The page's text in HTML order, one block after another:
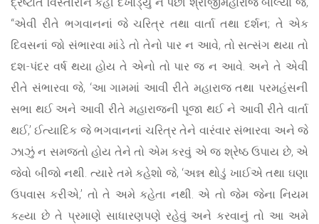
“એવી રીતે ભગવાનનાં જે ચરિત્ર તથા વાર્તા તથા દર્શન; તે એક
દિવસનાં જો સંભારવા માંડે તો તેનો પાર ન આવે, તો સત્સંગ થયા તો
દશ-પંદર વર્ષ થયા હોય તે એનો તો પાર જ ન આવે. અને તે એવી
રીતે સંભારવા જે, ‘આ ગામમાં આવી રીતે મહારાજ તથા પરમહંસની
સભા થઈ અને આવી રીતે મહારાજની પૂજા થઈ ને આવી રીતે વાર્તા
થઈ,’ ઈત્યાદિક જે ભગવાનનાં ચરિત્ર તેને વારંવાર સંભારવા અને જે
ઝાઝું ન સમજતો હોય તેને તો એમ કરવું એ જ શ્રેષ્ઠ ઉપાય છે, એ
જેવો બીજો નથી. ત્યારે તમે કહેશો જે, ‘અન્ન થોડું ખાઈએ તથા ઘણા
ઉપવાસ કરીએ,’ તો તે અમે કહેતા નથી. એ તો જેમ જેના નિયમ
કહ્યા છે તે પ્રમાણે સાધારણપણે રહેવું અને કરવાનું તો આ અમે